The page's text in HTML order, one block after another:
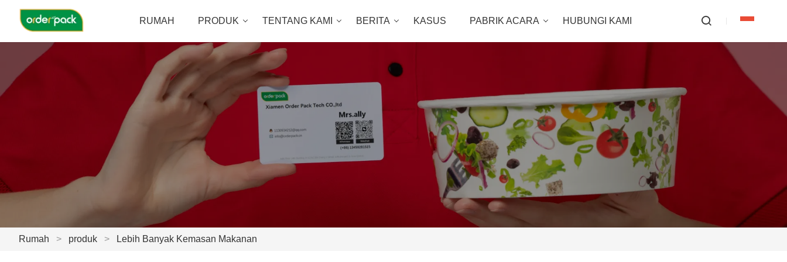
RUMAH PRODUK TENTANG KAMI BERITA KASUS PABRIK ACARA HUBUNGI KAMI
Rumah > produk > Lebih Banyak Kemasan Makanan